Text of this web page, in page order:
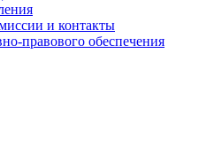
и контакты
правового обеспечения